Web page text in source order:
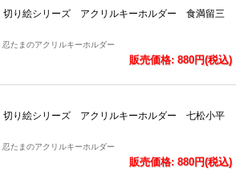
り絵シリーズ アクリルキーホルダー 食満留三
たまのアクリルキーホルダー
販売価格: 880円(税込)
り絵シリーズ アクリルキーホルダー 七松小平
たまのアクリルキーホルダー
販売価格: 880円(税込)